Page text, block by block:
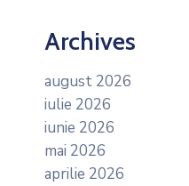
Archives
august 2026
iulie 2026
iunie 2026
mai 2026
aprilie 2026